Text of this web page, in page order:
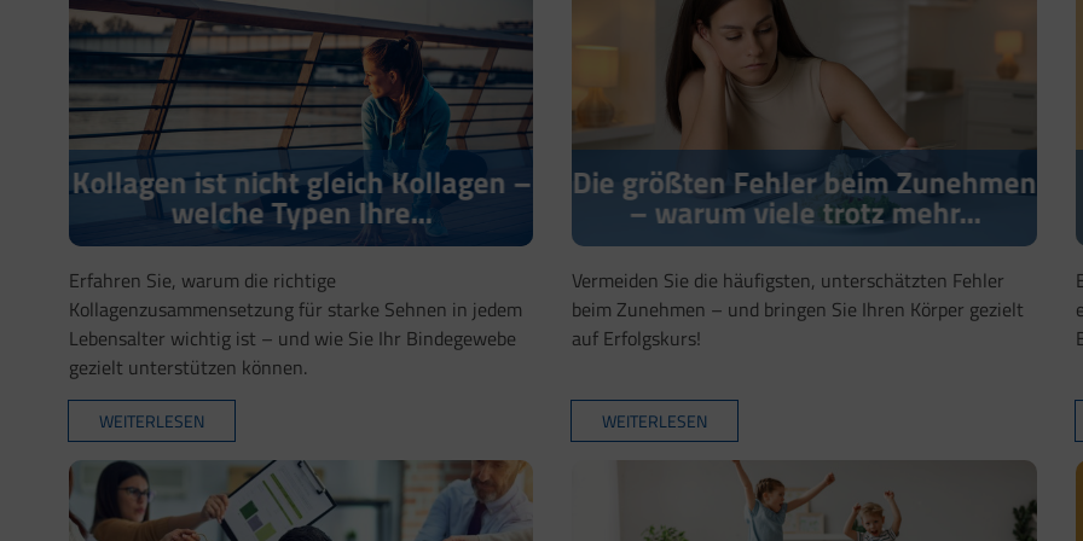
Kollagen ist nicht gleich Kollagen –
welche Typen Ihre...
Erfahren Sie, warum die richtige
Kollagenzusammensetzung für starke Sehnen in jedem
Lebensalter wichtig ist – und wie Sie Ihr Bindegewebe
gezielt unterstützen können.
WEITERLESEN
Die größten Fehler beim Zunehmen
– warum viele trotz mehr...
Vermeiden Sie die häufigsten, unterschätzten Fehler
beim Zunehmen – und bringen Sie Ihren Körper gezielt
auf Erfolgskurs!
WEITERLESEN